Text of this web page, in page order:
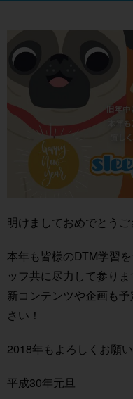
明けましておめでとうご
本年も皆様のDTM学習
ッフ共に尽力して参りま
新コンテンツや企画も
さい！
2018年もよろしくお願い
平成30年元旦